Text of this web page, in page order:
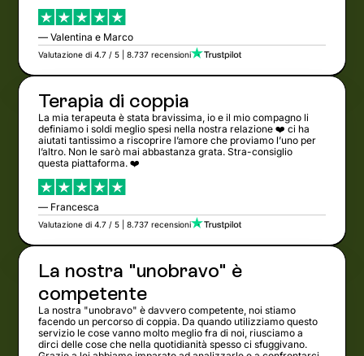
— Valentina e Marco
Valutazione di 4.7 / 5 | 8.737 recensioni
Terapia di coppia
La mia terapeuta è stata bravissima, io e il mio compagno li
definiamo i soldi meglio spesi nella nostra relazione ❤️ ci ha
aiutati tantissimo a riscoprire l’amore che proviamo l’uno per
l’altro. Non le sarò mai abbastanza grata. Stra-consiglio
questa piattaforma. ❤️
— Francesca
Valutazione di 4.7 / 5 | 8.737 recensioni
La nostra "unobravo" è
competente
La nostra "unobravo" è davvero competente, noi stiamo
facendo un percorso di coppia. Da quando utilizziamo questo
servizio le cose vanno molto meglio fra di noi, riusciamo a
dirci delle cose che nella quotidianità spesso ci sfuggivano.